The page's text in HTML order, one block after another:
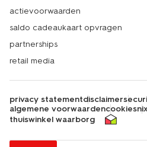
actievoorwaarden
saldo cadeaukaart opvragen
partnerships
retail media
privacy statementdisclaimer
algemene voorwaardencookies
thuiswinkel waarborg